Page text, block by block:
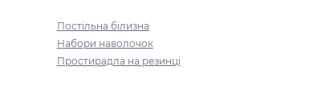
Постільна білизна
Набори наволочок
Простирадла на резинці